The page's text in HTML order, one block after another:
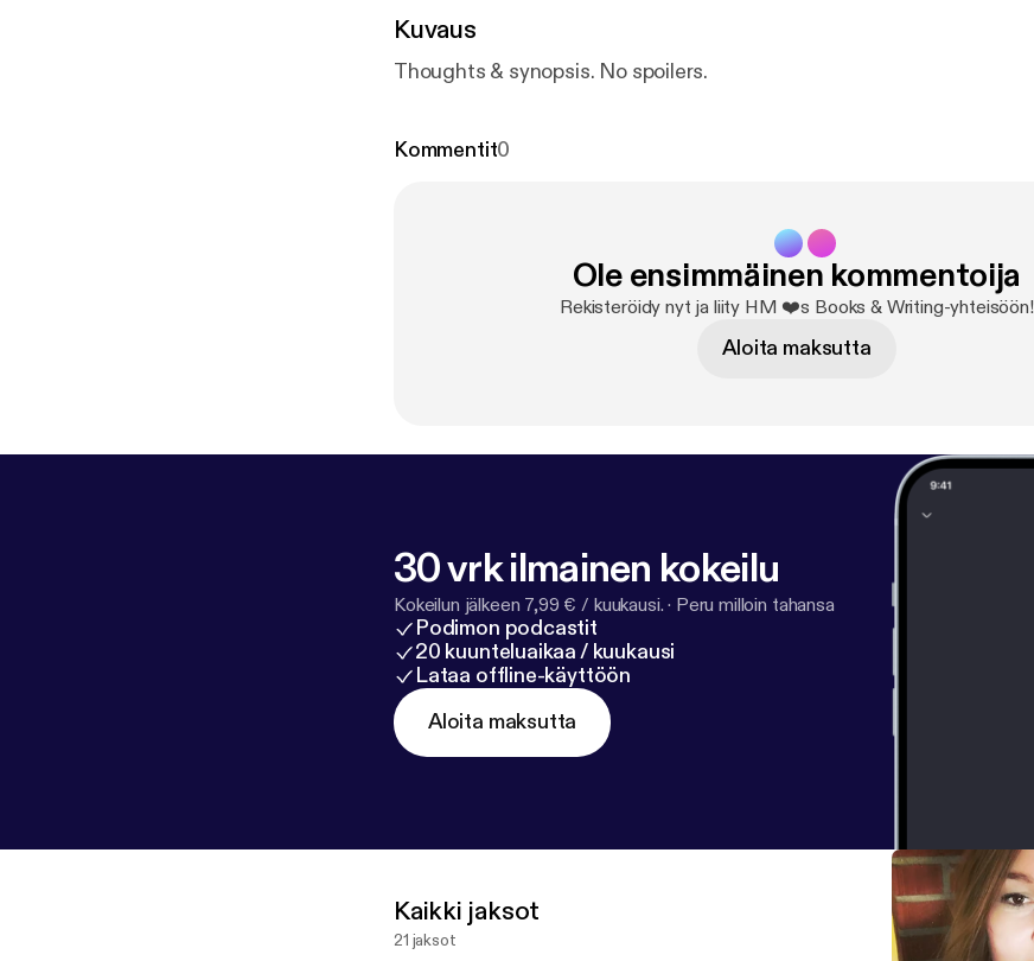
Kuvaus
Thoughts & synopsis. No spoilers.
Kommentit0
Ole ensimmäinen kommentoija
Rekisteröidy nyt ja liity HM ❤️s Books & Writing-yhteisöön!
Aloita maksutta
30 vrk ilmainen kokeilu
Kokeilun jälkeen 7,99 € / kuukausi. · Peru milloin tahansa
Podimon podcastit
20 kuunteluaikaa / kuukausi
Lataa offline-käyttöön
Aloita maksutta
Kaikki jaksot
21 jaksot